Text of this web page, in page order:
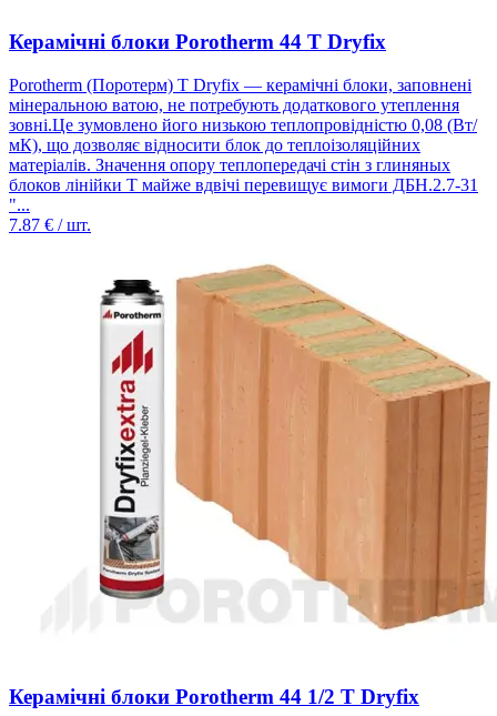
Керамічні блоки Porotherm 44 T Dryfix
Porotherm (Поротерм) T Dryfix — керамічні блоки, заповнені
мінеральною ватою, не потребують додаткового утеплення
зовні.Це зумовлено його низькою теплопровідністю 0,08 (Вт/
мК), що дозволяє відносити блок до теплоізоляційних
матеріалів. Значення опору теплопередачі стін з глиняных
блоков лінійки Т майже вдвічі перевищує вимоги ДБН.2.7-31
"...
7.87 € / шт.
Керамічні блоки Porotherm 44 1/2 Т Dryfix